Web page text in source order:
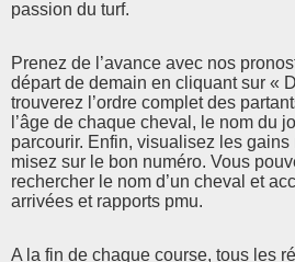
passion du turf.
Prenez de l’avance avec nos
départ de demain en cliquant sur «
trouverez l’ordre complet des
l’âge de chaque cheval, le nom du
parcourir. Enfin, visualisez les gains
misez sur le bon numéro. Vous
rechercher le nom d’un cheval et
arrivées et rapports pmu.
A la fin de chaque course, tous les